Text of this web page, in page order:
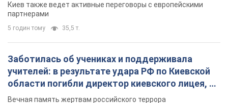
Киев также ведет активные переговоры с европейскими
партнерами
5 годин тому 35,5 т.
Заботилась об учениках и поддерживала
учителей: в результате удара РФ по Киевской
области погибли директор киевского лицея, её
муж и внук
Вечная память жертвам российского террора